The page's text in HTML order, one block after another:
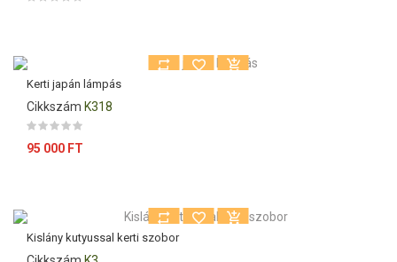
Kerti japán lámpás
Cikkszám K318
Ár
95 000 FT
Kislány kutyussal kerti szobor